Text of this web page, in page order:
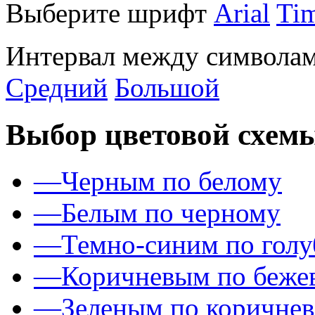
Выберите шрифт Arial
Интервал между
Средний Большой
Выбор цветовой
—Черным по белому
—Белым по черному
—Темно-синим по
—Коричневым по
—Зеленым по